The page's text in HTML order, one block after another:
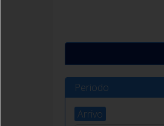
Periodo
Arrivo